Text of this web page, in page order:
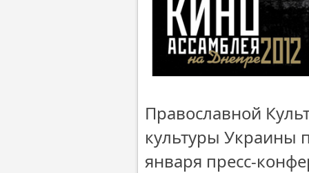
Православной
культуры Украины
января пресс-